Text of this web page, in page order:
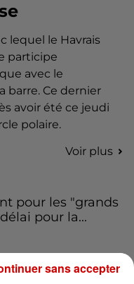
lequel le Havrais
participe
avec le
barre. Ce dernier
avoir été ce jeudi
polaire.
Voir plus
pour les "grands
pour la...
sans accepter